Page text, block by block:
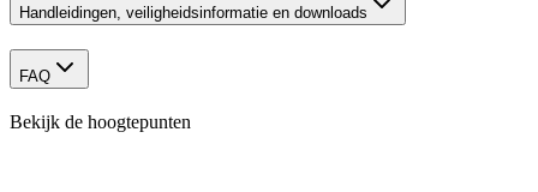
Handleidingen, veiligheidsinformatie en downloads
FAQ
Bekijk de hoogtepunten